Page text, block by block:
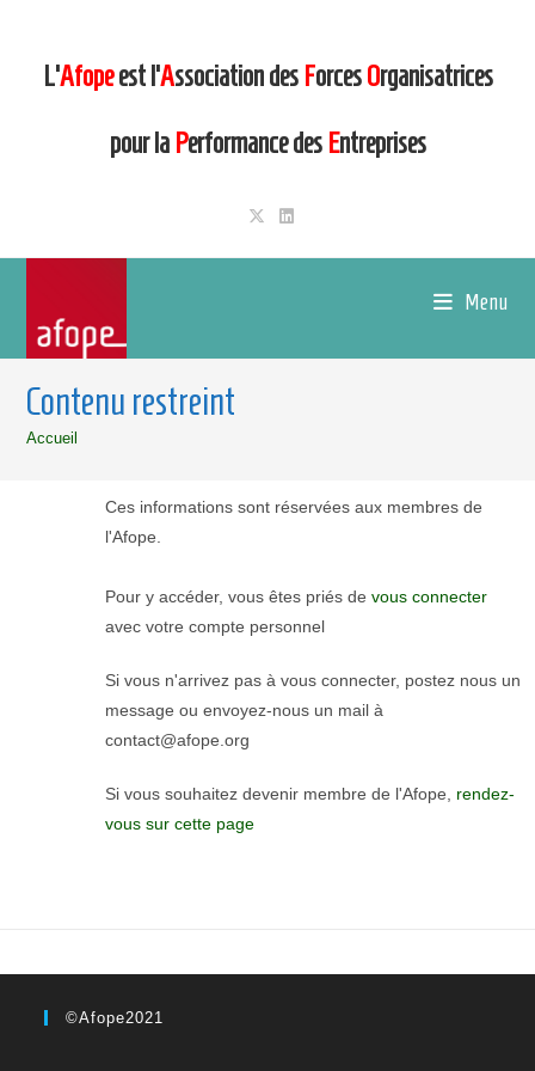
L’Afopeest l’Association des ForcesOrganisatrices
pour la Performance des Entreprises
Menu
Contenu restreint
Accueil
Ces informations sont réservées aux membres de
l'Afope.
Pour y accéder, vous êtes priés de vous connecter
avec votre compte personnel
Si vous n'arrivez pas à vous connecter, postez nous un
message ou envoyez-nous un mail à
contact@afope.org
Si vous souhaitez devenir membre de l'Afope, rendez-
vous sur cette page
©Afope2021